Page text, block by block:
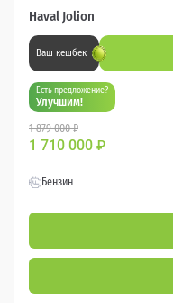
Haval Jolion
Ваш кешбек
Есть предложение?
Улучшим!
1 879 000 ₽
1 710 000 ₽
Бензин